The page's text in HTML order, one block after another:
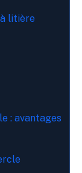
litière
: avantages